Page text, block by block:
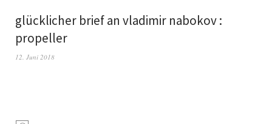
glücklicher brief an vladimir nabokov :
propeller
12. Juni 2018